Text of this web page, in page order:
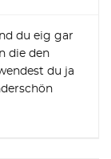
du eig gar
die den
du ja